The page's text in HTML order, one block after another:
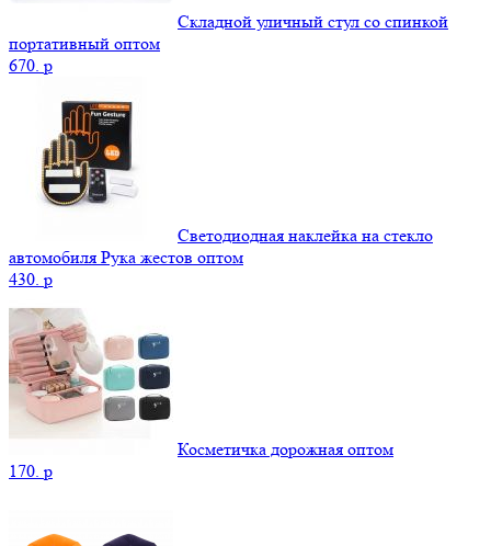
Складной уличный стул со спинкой
портативный оптом
670. p
Светодиодная наклейка на стекло
автомобиля Рука жестов оптом
430. p
Косметичка дорожная оптом
170. p